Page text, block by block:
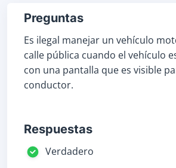
Preguntas
Es ilegal manejar un vehículo
calle pública cuando el vehículo
con una pantalla que es visible
conductor.
Respuestas
Verdadero